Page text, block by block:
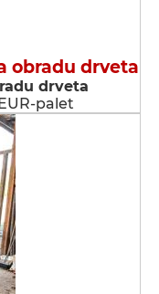
obradu drveta
drveta
palet